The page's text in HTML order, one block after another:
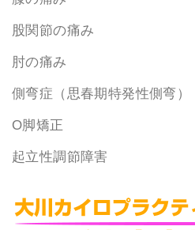
股関節の痛み
肘の痛み
側弯症（思春期特発性側弯）
O脚矯正
起立性調節障害